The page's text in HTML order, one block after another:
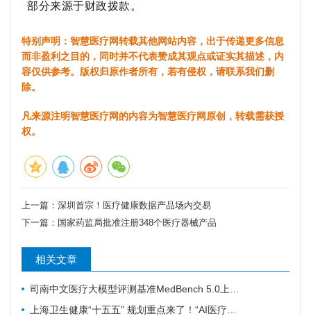
部分来源于财政拨款。
特别声明：智慧医疗网转载其他网站内容，出于传递更多信息
而非盈利之目的，同时并不代表赞成其观点或证实其描述，内
容仅供参考。版权归原作者所有，若有侵权，请联系我们删
除。
凡来源注明智慧医疗网的内容为智慧医疗网原创，转载需获授
权。
上一篇： 深圳首宗！医疗健康数据产品场内交易
下一篇： 国家药监局批准注册348个医疗器械产品
相关文章
司南中文医疗大模型评测基准MedBench 5.0上新，超31万次评测持续筑牢安全防线
上海卫生健康“十五五” 规划重点来了！“AI医疗覆盖率100%”成硬指标